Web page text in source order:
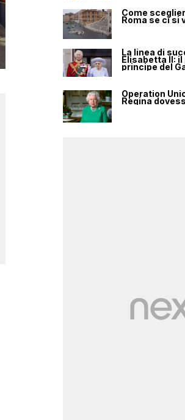
Come
Roma se ci si
La linea di
Elisabetta II: il
principe del
Operation
Regina